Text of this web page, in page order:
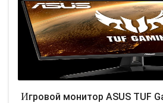
Игровой монитор ASUS TUF Gaming VG279Q1A